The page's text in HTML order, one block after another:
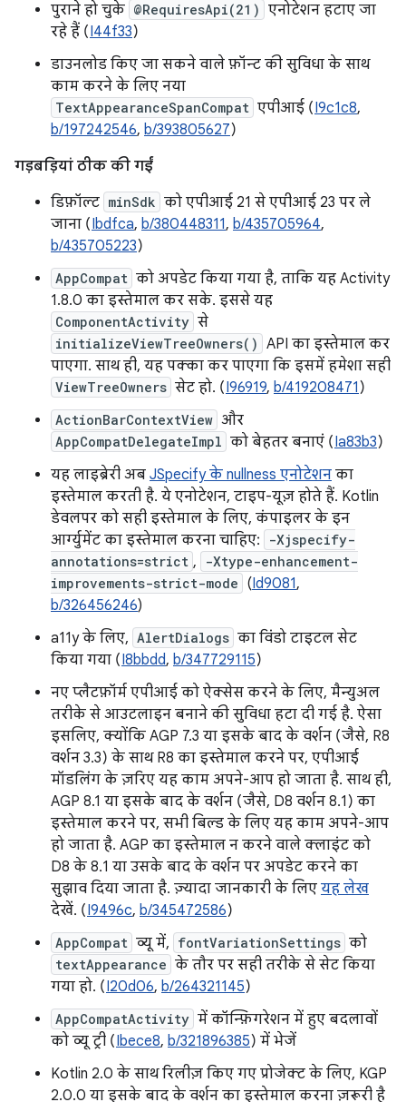
पुराने हो चुके @RequiresApi(21) एनोटेशन हटाए जा
रहे हैं (I44f33)
डाउनलोड किए जा सकने वाले फ़ॉन्ट की सुविधा के साथ
काम करने के लिए नया
TextAppearanceSpanCompat एपीआई (I9c1c8,
b/197242546, b/393805627)
गड़बड़ियां ठीक की गईं
डिफ़ॉल्ट minSdk को एपीआई 21 से एपीआई 23 पर ले
जाना (Ibdfca, b/380448311, b/435705964,
b/435705223)
AppCompat को अपडेट किया गया है, ताकि यह Activity
1.8.0 का इस्तेमाल कर सके. इससे यह
ComponentActivity से
initializeViewTreeOwners() API का इस्तेमाल कर
पाएगा. साथ ही, यह पक्का कर पाएगा कि इसमें हमेशा सही
ViewTreeOwners सेट हो. (I96919, b/419208471 )
ActionBarContextView और
AppCompatDelegateImpl को बेहतर बनाएं (Ia83b3)
यह लाइब्रेरी अब JSpecify के nullness एनोटेशन का
इस्तेमाल करती है. ये एनोटेशन, टाइप-यूज़ होते हैं. Kotlin
डेवलपर को सही इस्तेमाल के लिए, कंपाइलर के इन
आर्ग्युमेंट का इस्तेमाल करना चाहिए:
-Xjspecify-
annotations=strict ,
-Xtype-enhancement-
improvements-strict-mode (Id9081,
b/326456246)
a11y के लिए, AlertDialogs का विंडो टाइटल सेट
किया गया (I8bbdd, b/347729115)
नए प्लैटफ़ॉर्म एपीआई को ऐक्सेस करने के लिए, मैन्युअल
तरीके से आउटलाइन बनाने की सुविधा हटा दी गई है. ऐसा
इसलिए, क्योंकि AGP 7.3 या इसके बाद के वर्शन (जैसे, R8
वर्शन 3.3) के साथ R8 का इस्तेमाल करने पर, एपीआई
मॉडलिंग के ज़रिए यह काम अपने-आप हो जाता है. साथ ही,
AGP 8.1 या इसके बाद के वर्शन (जैसे, D8 वर्शन 8.1) का
इस्तेमाल करने पर, सभी बिल्ड के लिए यह काम अपने-आप
हो जाता है. AGP का इस्तेमाल न करने वाले क्लाइंट को
D8 के 8.1 या उसके बाद के वर्शन पर अपडेट करने का
सुझाव दिया जाता है. ज़्यादा जानकारी के लिए यह लेख
देखें. (I9496c, b/345472586)
AppCompat व्यू में, fontVariationSettings को
textAppearance के तौर पर सही तरीके से सेट किया
गया हो. (I20d06, b/264321145)
AppCompatActivity में कॉन्फ़िगरेशन में हुए बदलावों
को व्यू ट्री (Ibece8, b/321896385) में भेजें
Kotlin 2.0 के साथ रिलीज़ किए गए प्रोजेक्ट के लिए, KGP
2.0.0 या इसके बाद के वर्शन का इस्तेमाल करना ज़रूरी है